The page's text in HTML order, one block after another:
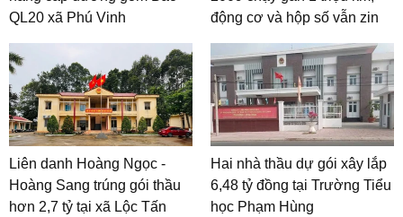
QL20 xã Phú Vinh
động cơ và hộp số vẫn zin
Liên danh Hoàng Ngọc -
Hoàng Sang trúng gói thầu
hơn 2,7 tỷ tại xã Lộc Tấn
Hai nhà thầu dự gói xây lắp
6,48 tỷ đồng tại Trường Tiểu
học Phạm Hùng